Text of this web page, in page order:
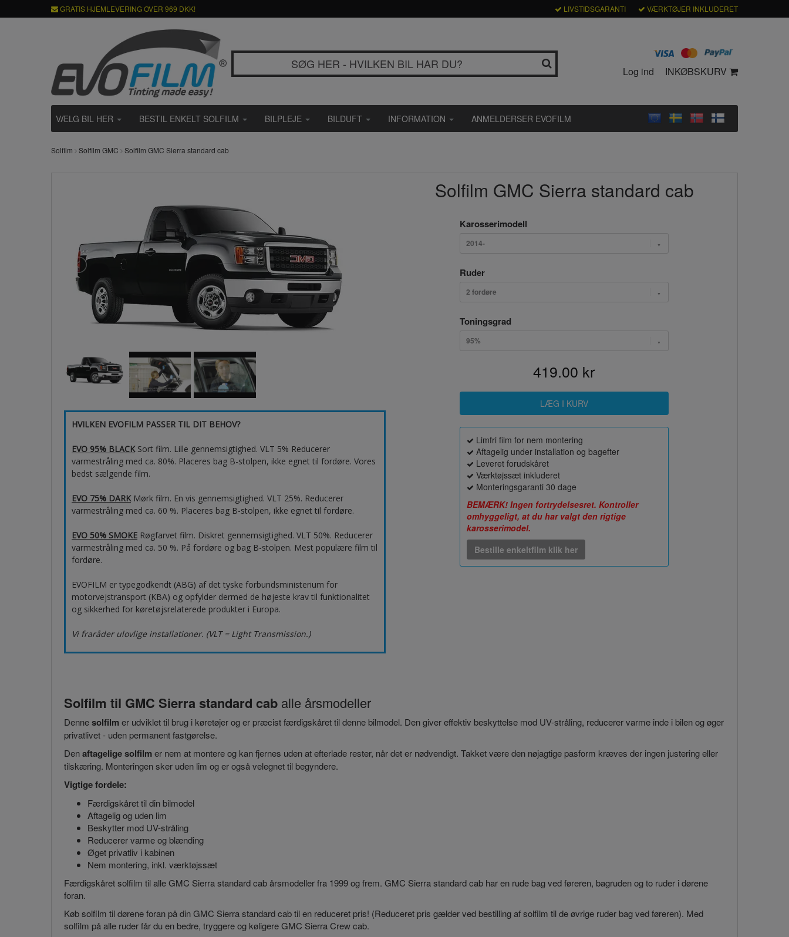
GRATIS HJEMLEVERING OVER 969 DKK! LIVSTIDSGARANTI VÆRKTØJER INKLUDERET
Log ind INKØBSKURV
VÆLG BIL HER BESTIL ENKELT SOLFILM BILPLEJE BILDUFT INFORMATION ANMELDERSER EVOFILM
Solfilm Solfilm GMC Solfilm GMC Sierra standard cab
HVILKEN EVOFILM PASSER TIL DIT BEHOV?
EVO 95% BLACKSort film. Lille gennemsigtighed. VLT 5% Reducerer
varmestråling med ca. 80%. Placeres bag B-stolpen, ikke egnet til fordøre. Vores
bedst sælgende film.
EVO 75% DARKMørk film. En vis gennemsigtighed. VLT 25%. Reducerer
varmestråling med ca. 60 %. Placeres bag B-stolpen, ikke egnet til fordøre.
EVO 50% SMOKE Røgfarvet film. Diskret gennemsigtighed. VLT 50%. Reducerer
varmestråling med ca. 50 %. På fordøre og bag B-stolpen. Mest populære film til
fordøre.
EVOFILM er typegodkendt (ABG) af det tyske forbundsministerium for
motorvejstransport (KBA) og opfylder dermed de højeste krav til funktionalitet
og sikkerhed for køretøjsrelaterede produkter i Europa.
Vi fraråder ulovlige installationer. (VLT = Light Transmission.)
Solfilm GMC Sierra standard cab
Karosserimodell
2014-
Ruder
2 fordøre
Toningsgrad
95%
419.00 kr
Limfri film for nem montering
Aftagelig under installation og bagefter
Leveret forudskåret
Værktøjssæt inkluderet
Monteringsgaranti 30 dage
BEMÆRK! Ingen fortrydelsesret. Kontroller
omhyggeligt, at du har valgt den rigtige
karosserimodel.
Bestille enkeltfilm klik her
Solfilm til GMC Sierra standard cab alle årsmodeller
Dennesolfilmer udviklet til brug i køretøjer og er præcist færdigskåret til denne bilmodel. Den giver effektiv beskyttelse mod UV-stråling, reducerer varme inde i bilen og øger
privatlivet - uden permanent fastgørelse.
Denaftagelige solfilmer nem at montere og kan fjernes uden at efterlade rester, når det er nødvendigt. Takket være den nøjagtige pasform kræves der ingen justering eller
tilskæring. Monteringen sker uden lim og er også velegnet til begyndere.
Vigtige fordele:
Færdigskåret til din bilmodel
Aftagelig og uden lim
Beskytter mod UV-stråling
Reducerer varme og blænding
Øget privatliv i kabinen
Nem montering, inkl. værktøjssæt
Færdigskåret solfilm til alle GMC Sierra standard cab årsmodeller fra 1999 og frem. GMC Sierra standard cab har en rude bag ved føreren, bagruden og to ruder i dørene
foran.
Køb solfilm til dørene foran på din GMC Sierra standard cab til en reduceret pris! (Reduceret pris gælder ved bestilling af solfilm til de øvrige ruder bag ved føreren). Med
solfilm på alle ruder får du en bedre, tryggere og køligere GMC Sierra Crew cab.